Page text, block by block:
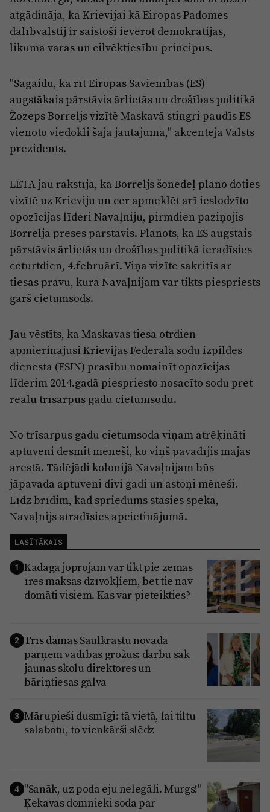
Jūrmala
Par laikrakstu
Privātuma politika
Lietošanas noteikumi
Pārredzamības paziņojumi
Sludinājumi
atgādināja, ka Krievijai kā Eiropas Padomes
dalībvalstij ir saistoši ievērot demokrātijas,
likuma varas un cilvēktiesību principus.
"Sagaidu, ka rīt Eiropas Savienības (ES)
augstākais pārstāvis ārlietās un drošības politikā
Žozeps Borreljs vizītē Maskavā stingri paudīs ES
vienoto viedokli šajā jautājumā," akcentēja Valsts
prezidents.
LETA jau rakstīja, ka Borreljs šonedēļ plāno doties
vizītē uz Krieviju un cer apmeklēt arī ieslodzīto
opozīcijas līderi Navaļniju, pirmdien paziņojis
Borrelja preses pārstāvis. Plānots, ka ES augstais
pārstāvis ārlietās un drošības politikā ieradīsies
ceturtdien, 4.februārī. Viņa vizīte sakritīs ar
tiesas prāvu, kurā Navaļnijam var tikts piespriests
garš cietumsods.
Jau vēstīts, ka Maskavas tiesa otrdien
apmierinājusi Krievijas Federālā sodu izpildes
dienesta (FSIN) prasību nomainīt opozīcijas
līderim 2014.gadā piespriesto nosacīto sodu pret
reālu trīsarpus gadu cietumsodu.
No trīsarpus gadu cietumsoda viņam atrēķināti
aptuveni desmit mēneši, ko viņš pavadījis mājas
arestā. Tādējādi kolonijā Navaļnijam būs
jāpavada aptuveni divi gadi un astoņi mēneši.
Līdz brīdim, kad spriedums stāsies spēkā,
Navaļnijs atradīsies apcietinājumā.
LASĪTĀKAIS
1 Kadagā joprojām var tikt pie zemas
īres maksas dzīvokļiem, bet tie nav
domāti visiem. Kas var pieteikties?
2 Trīs dāmas Saulkrastu novadā
pārņem vadības grožus: darbu sāk
jaunas skolu direktores un
bāriņtiesas galva
3 Mārupieši dusmīgi: tā vietā, lai tiltu
salabotu, to vienkārši slēdz
4 "Sanāk, uz poda eju nelegāli. Murgs!"
Ķekavas domnieki soda par